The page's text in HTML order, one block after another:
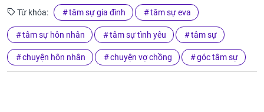
Từ khóa: tâm sự gia đình tâm sự eva
tâm sự hôn nhân tâm sự tình yêu tâm sự
chuyện hôn nhân chuyện vợ chồng góc tâm sự